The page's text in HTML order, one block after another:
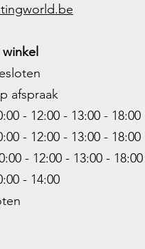
- 12:00 - 13:00 - 18:00
- 12:00 - 13:00 - 18:00
- 12:00 - 13:00 - 18:00
- 14:00